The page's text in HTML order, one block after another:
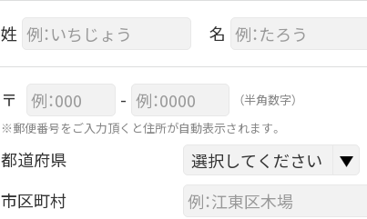
姓 名
〒 -
（半角数字）
※郵便番号をご入力頂くと住所が自動表示されます。
都道府県
市区町村